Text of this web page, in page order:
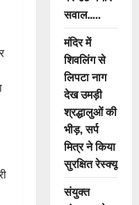
सवाल…..
मंदिर में
शिवलिंग से
लिपटा नाग
देख उमड़ी
श्रद्धालुओं की
भीड़, सर्प
मित्र ने किया
सुरक्षित रेस्क्यू
संयुक्त